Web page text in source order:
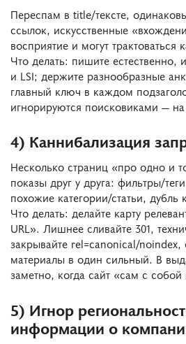
Переспам в title/тексте,
ссылок, искусственные
восприятие и могут трактоваться
Что делать: пишите естественно,
и LSI; держите разнообразные
главный ключ в каждом
игнорируются поисковиками — на
4) Каннибализация
Несколько страниц «про одно и
показы друг у друга: фильтры/
похожие категории/статьи, дубль
Что делать: делайте карту
URL». Лишнее сливайте 301,
закрывайте rel=canonical/noindex,
материалы в один сильный. В
заметно, когда сайт «сам с собой
5) Игнор
информации о